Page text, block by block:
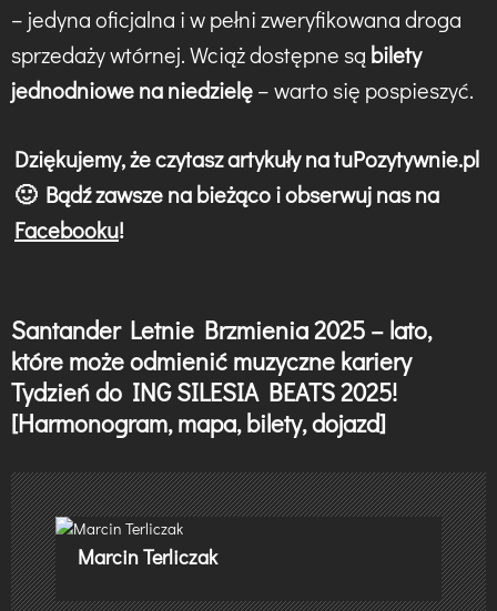
– jedyna oficjalna i w pełni zweryfikowana droga
sprzedaży wtórnej. Wciąż dostępne są bilety
jednodniowe na niedzielę– warto się pospieszyć.
Dziękujemy, że czytasz artykuły na tuPozytywnie.pl
🙂 Bądź zawsze na bieżąco i obserwuj nas na
Facebooku!
N
a
w
g
a
c
Santander Letnie Brzmienia 2025 – lato,
które może odmienić muzyczne kariery
Tydzień do ING SILESIA BEATS 2025!
[Harmonogram, mapa, bilety, dojazd]
Marcin Terliczak